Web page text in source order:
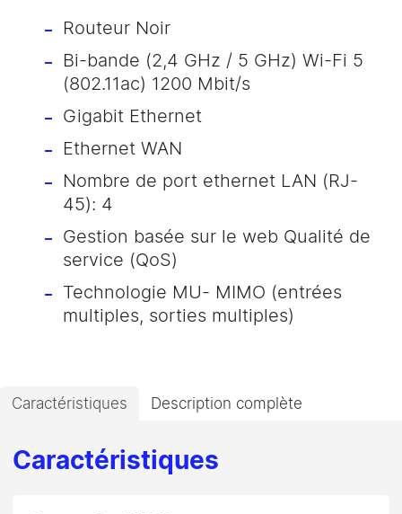
Routeur Noir
Bi-bande (2,4 GHz / 5 GHz) Wi-Fi 5
(802.11ac) 1200 Mbit/s
Gigabit Ethernet
Ethernet WAN
Nombre de port ethernet LAN (RJ-
45): 4
Gestion basée sur le web Qualité de
service (QoS)
Technologie MU- MIMO (entrées
multiples, sorties multiples)
Caractéristiques Description complète
Caractéristiques